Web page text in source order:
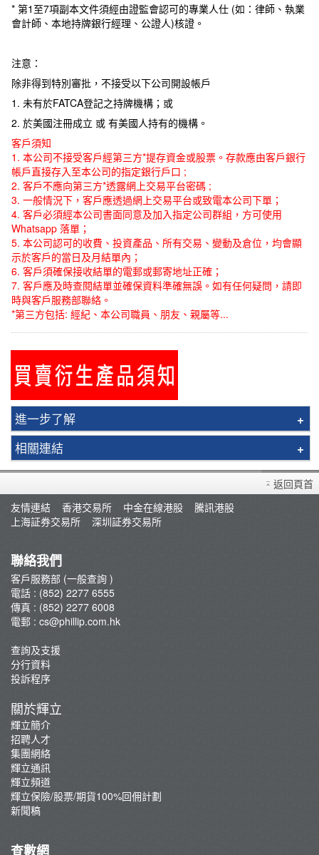
* 第1至7項副本文件須經由證監會認可的專業人仕 (如：律師、執業
會計師、本地持牌銀行經理、公證人)核證。
注意：
除非得到特別審批，不接受以下公司開設帳戶
1. 未有於FATCA登記之持牌機構；或
2. 於美國注冊成立 或 有美國人持有的機構。
客戶須知
1. 本公司不接受客戶經第三方*提存資金或股票。存款應由客戶銀行
帳戶直接存入至本公司的指定銀行戶口 ;
2. 客戶不應向第三方*透露網上交易平台密碼 ;
3. 一般情況下，客戶應透過網上交易平台或致電本公司下單；
4. 客戶必須經本公司書面同意及加入指定公司群組，方可使用
Whatsapp 落單；
5. 本公司認可的收費、投資產品、所有交易、變動及倉位，均會顯
示於客戶的當日及月結單內；
6. 客戶須確保接收結單的電郵或郵寄地址正確；
7. 客戶應及時查閱結單並確保資料準確無誤。如有任何疑問，請即
時與客戶服務部聯絡。
*第三方包括: 經紀、本公司職員、朋友、親屬等...
進一步了解
買賣衍生產品須知
查詢及支援
轉入股票
孖展及利率
表格下載
常見問題
聯絡我們
最新推廣及優惠
重要通知
防騙及網絡安全資訊
輝立証券開戶優惠總覽
相關連結
股票落盤及覆盤指引
香港期指數期貨收盤及覆盤指引
香港股票期權收盤及覆盤指引
外國股票收盤及覆盤指引
外國期貨收盤及覆盤指引
返回頁首
友情連結
香港交易所 中金在線港股
騰訊港股
上海証券交易所
深圳証券交易所
聯絡我們
客戶服務部 (一般查詢 )
電話 : (852) 2277 6555
傳真 : (852) 2277 6008
電郵 : cs@phillip.com.hk
查詢及支援
分行資料
投訴程序
關於輝立
輝立簡介
招聘人才
集團網絡
輝立通訊
輝立頻道
輝立保險/股票/期貨100%回佣計劃
新聞稿
查數網